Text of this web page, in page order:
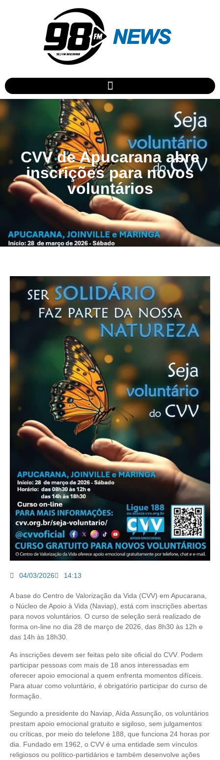
CVV de Apucarana abre
inscrições para novos
voluntários
04/03/2026 14:13
A base do Centro de Valorização da Vida (CVV) em Apucarana,
o Núcleo de Apoio à Vida (Naviap), está com inscrições abertas
para novos voluntários. O curso de seleção será realizado de
forma on-line no dia 28 de março de 2026, das 8h30 às 12h e
das 14h às 18h30.
As inscrições devem ser feitas pelo site oficial do CVV. Podem
participar pessoas com mais de 18 anos interessadas em
oferecer apoio emocional a quem enfrenta momentos difíceis.
Para atuar como voluntário, é obrigatório participar do curso de
formação.
Segundo a presidente do Naviap, Aída Assunção, os voluntários
prestam apoio emocional gratuito e sigiloso, sem julgamentos
ou críticas, por meio do telefone 188, que funciona 24 horas por
dia. Fundado em 1962, o CVV é uma entidade sem vínculos
religiosos ou político-partidários e também desenvolve ações